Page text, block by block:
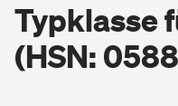
Wohnen
Typklasse
(HSN: